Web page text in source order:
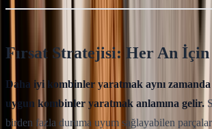
Fırsat Stratejisi: Her An
Daha iyi kombinler yaratmak aynı
uygun kombinler yaratmak anlamına gelir.
birden fazla duruma uyum sağlayabilen